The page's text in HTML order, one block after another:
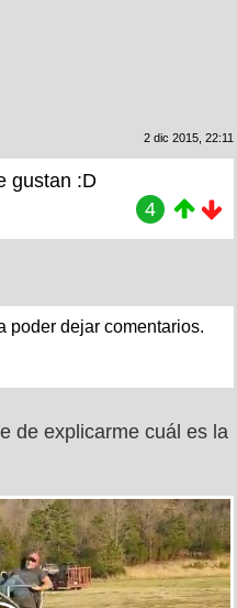
2 dic 2015, 22:11
gustan :D
4
poder dejar comentarios.
de explicarme cuál es la